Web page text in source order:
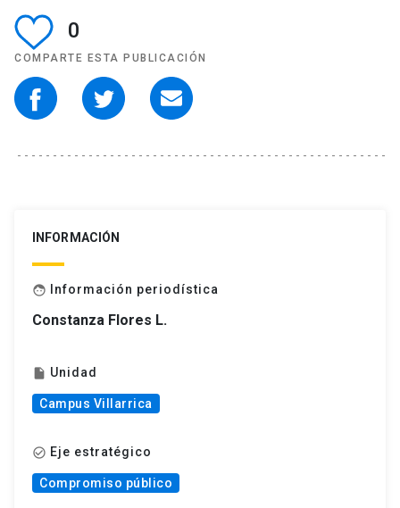
0
COMPARTE ESTA PUBLICACIÓN
INFORMACIÓN
face Información periodística
Constanza Flores L.
insert_drive_file Unidad
Campus Villarrica
check_circle_outline Eje estratégico
Compromiso público